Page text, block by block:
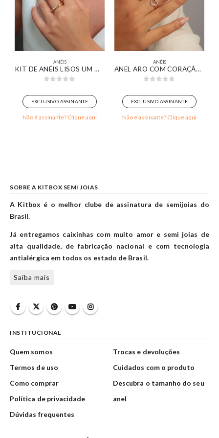
ANÉIS
KIT DE ANÉIS LISOS UM ORGÂNICO COM REGULÁVEL FORMATO DE GOTA BANHADO EM OURO 18K
EXCLUSIVO ASSINANTE
Não é assinante? Clique aqui
ANÉIS
ANEL ARO COM CORAÇÃO CRAVEJADO VAZADO BANHADO EM OURO 18K
EXCLUSIVO ASSINANTE
Não é assinante? Clique aqui
SOBRE A KITBOX SEMI JOIAS
A Kitbox é o melhor clube de assinatura de semijoias do
Brasil.
Já entregamos caixinhas com muito amor e semi joias de
alta qualidade, de fabricação nacional e com tecnologia
antialérgica em todos os estado de Brasil.
Saiba mais
INSTITUCIONAL
Quem somos
Termos de uso
Como comprar
Política de privacidade
Dúvidas frequentes
Trocas e devoluções
Cuidados com o produto
Descubra o tamanho do seu
anel